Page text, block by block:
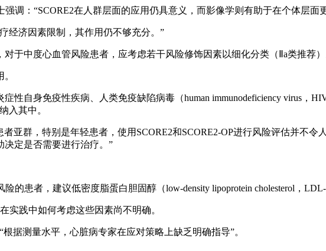
强调：“SCORE2在人群层面的应用仍具意义，而影像学则有助于在个体层面
经济因素限制，其作用仍不够充分。”
于中度心血管风险患者，应考虑若干风险修饰因素以细化分类（Ⅱa类推荐）
性自身免疫性疾病、人类免疫缺陷病毒（human immunodeficiency virus，
入其中。
者亚群，特别是年轻患者，使用SCORE2和SCORE2-OP进行风险评估并不
定是否需要进行治疗。”
的患者，建议低密度脂蛋白胆固醇（low-density lipoprotein cholesterol，LDL-
实践中如何考虑这些因素尚不明确。
据测量水平，心脏病专家在应对策略上缺乏明确指导”。